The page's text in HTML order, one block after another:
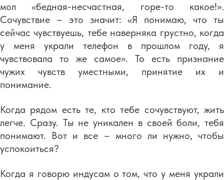
мол «бедная-несчастная, горе-то какое!».
Сочувствие – это значит: «Я понимаю, что ты
сейчас чувствуешь, тебе наверняка грустно, когда
у меня украли телефон в прошлом году, я
чувствовала то же самое». То есть признание
чужих чувств уместными, принятие их и
понимание.
Когда рядом есть те, кто тебе сочувствуют, жить
легче. Сразу. Ты не уникален в своей боли, тебя
понимают. Вот и все – много ли нужно, чтобы
успокоиться?
Когда я говорю индусам о том, что у меня украли